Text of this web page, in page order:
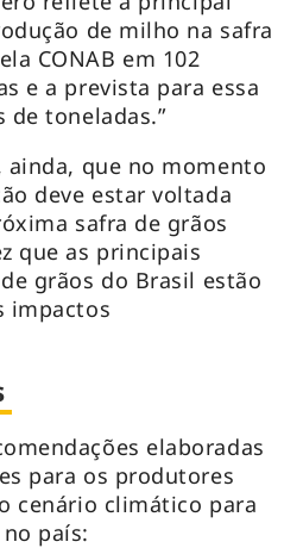
de milho na safra
CONAB em 102
e a prevista para essa
de toneladas.”
ainda, que no momento
deve estar voltada
safra de grãos
que as principais
grãos do Brasil estão
impactos
elaboradas
para os produtores
cenário climático para
país: